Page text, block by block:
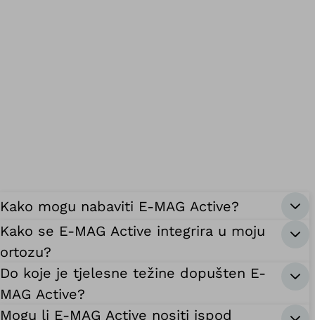
Kako mogu nabaviti E-MAG Active?
Kako se E-MAG Active integrira u moju
ortozu?
Do koje je tjelesne težine dopušten E-
MAG Active?
Mogu li E-MAG Active nositi ispod